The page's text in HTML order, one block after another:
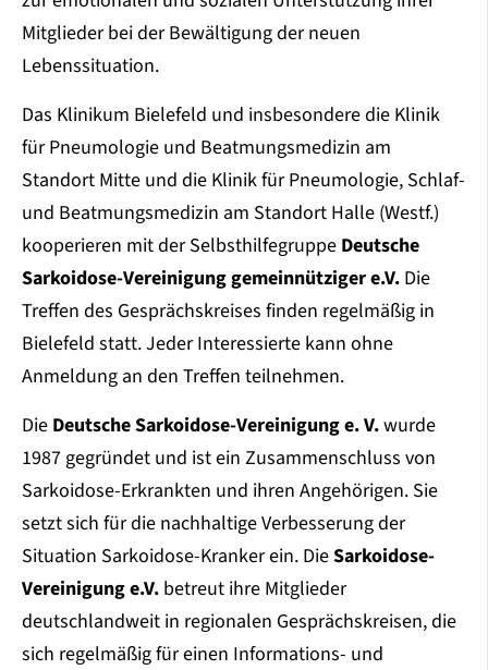
Mitglieder bei der Bewältigung der neuen
Lebenssituation.
Das Klinikum Bielefeld und insbesondere die Klinik
für Pneumologie und Beatmungsmedizin am
Standort Mitte und die Klinik für Pneumologie, Schlaf-
und Beatmungsmedizin am Standort Halle (Westf.)
kooperieren mit der Selbsthilfegruppe Deutsche
Sarkoidose-Vereinigung gemeinnütziger e.V. Die
Treffen des Gesprächskreises finden regelmäßig in
Bielefeld statt. Jeder Interessierte kann ohne
Anmeldung an den Treffen teilnehmen.
Die Deutsche Sarkoidose-Vereinigung e. V.wurde
1987 gegründet und ist ein Zusammenschluss von
Sarkoidose-Erkrankten und ihren Angehörigen. Sie
setzt sich für die nachhaltige Verbesserung der
Situation Sarkoidose-Kranker ein. DieSarkoidose-
Vereinigung e.V. betreut ihre Mitglieder
deutschlandweit in regionalen Gesprächskreisen, die
sich regelmäßig für einen Informations- und